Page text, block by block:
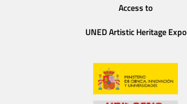
Access to
UNED Artistic Heritage Expo